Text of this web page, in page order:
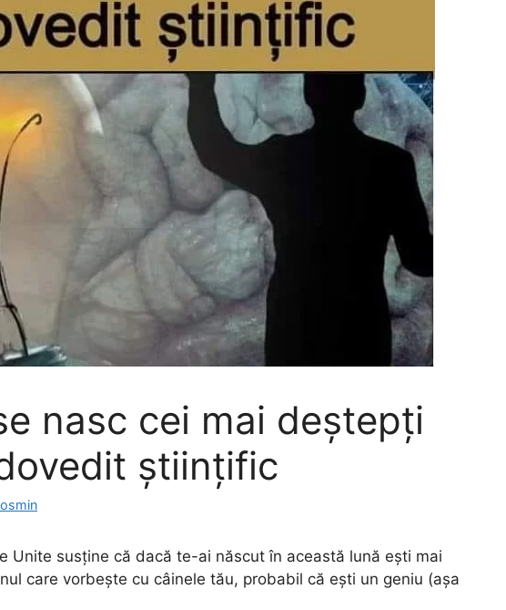
nasc cei mai deștepți
științific
Unite susține că dacă te-ai născut în această lună ești mai
care vorbește cu câinele tău, probabil că ești un geniu (așa